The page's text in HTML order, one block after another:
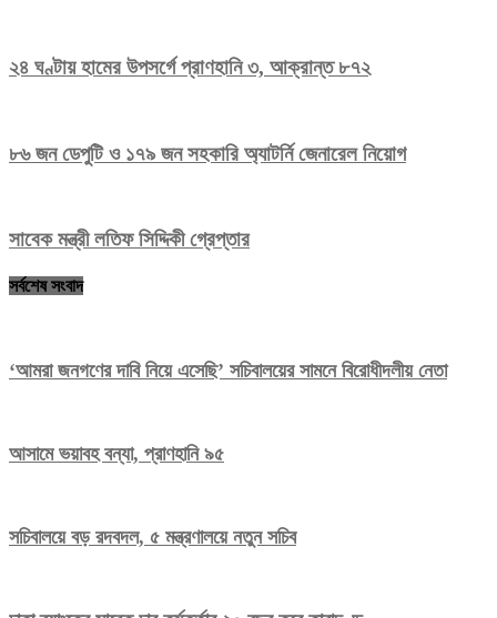
২৪ ঘণ্টায় হামের উপসর্গে প্রাণহানি ৩, আক্রান্ত ৮৭২
৮৬ জন ডেপুটি ও ১৭৯ জন সহকারি অ্যাটর্নি জেনারেল নিয়োগ
সাবেক মন্ত্রী লতিফ সিদ্দিকী গ্রেপ্তার
সর্বশেষ সংবাদ
‘আমরা জনগণের দাবি নিয়ে এসেছি’ সচিবালয়ের সামনে বিরোধীদলীয় নেতা
আসামে ভয়াবহ বন্যা, প্রাণহানি ৯৫
সচিবালয়ে বড় রদবদল, ৫ মন্ত্রণালয়ে নতুন সচিব